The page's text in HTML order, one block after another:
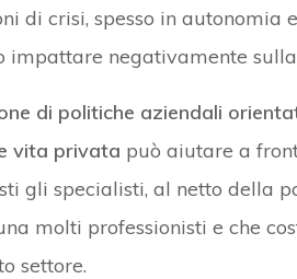
di crisi, spesso in autonomia
impattare negativamente
di politiche aziendali
vita privata può aiutare a
gli specialisti, al netto della
molti professionisti e che
settore.